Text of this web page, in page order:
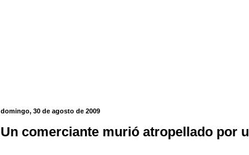
domingo, 30 de agosto de 2009
Un comerciante murió atropellado por